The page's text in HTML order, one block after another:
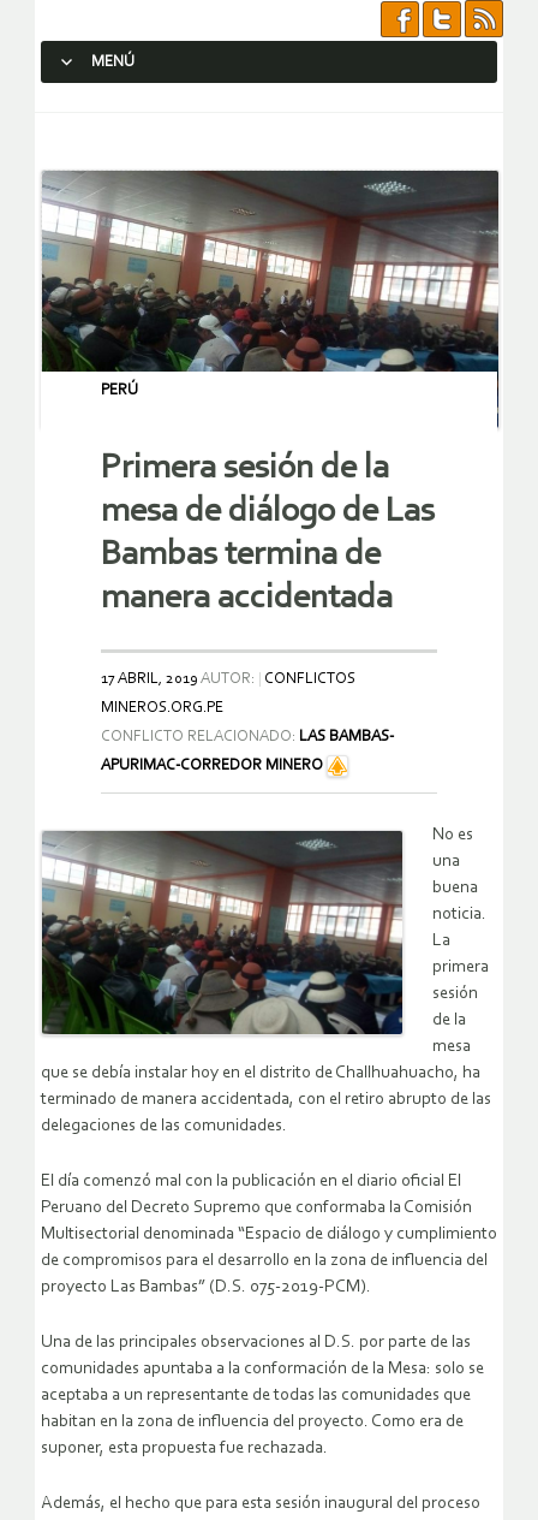
MENÚ
PERÚ
Primera sesión de la
mesa de diálogo de Las
Bambas termina de
manera accidentada
17 ABRIL, 2019 AUTOR:
CONFLICTOS
MINEROS.ORG.PE
CONFLICTO RELACIONADO: LAS BAMBAS-
APURIMAC-CORREDOR MINERO
No es
una
buena
noticia.
La
primera
sesión
de la
mesa
que se debía instalar hoy en el distrito de Challhuahuacho, ha
terminado de manera accidentada, con el retiro abrupto de las
delegaciones de las comunidades.
El día comenzó mal con la publicación en el diario oficial El
Peruano del Decreto Supremo que conformaba la Comisión
Multisectorial denominada “Espacio de diálogo y cumplimiento
de compromisos para el desarrollo en la zona de influencia del
proyecto Las Bambas” (D.S. 075-2019-PCM).
Una de las principales observaciones al D.S. por parte de las
comunidades apuntaba a la conformación de la Mesa: solo se
aceptaba a un representante de todas las comunidades que
habitan en la zona de influencia del proyecto. Como era de
suponer, esta propuesta fue rechazada.
Además, el hecho que para esta sesión inaugural del proceso